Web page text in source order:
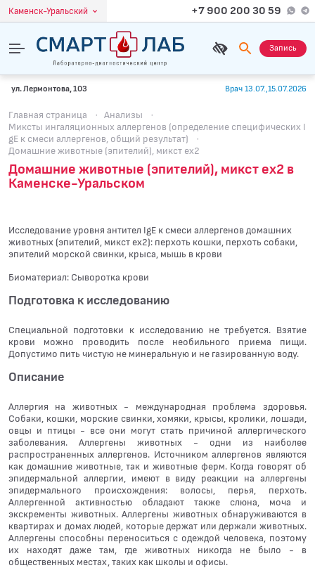
Каменск-Уральский +7 900 200 30 59
Запись
ул. Лермонтова, 103 Врач 13.07.,15.07.2026
Главная страница · Анализы
·
Миксты ингаляционных аллергенов (определение специфических I
gE к смеси аллергенов, общий результат)
·
Домашние животные (эпителий), микст ex2
Домашние животные (эпителий), микст ex2 в
Каменске-Уральском
Исследование уровня антител IgE к смеси аллергенов домашних
животных (эпителий, микст ex2): перхоть кошки, перхоть собаки,
эпителий морской свинки, крыса, мышь в крови
Биоматериал: Сыворотка крови
Подготовка к исследованию
Специальной подготовки к исследованию не требуется. Взятие
крови можно проводить после необильного приема пищи.
Допустимо пить чистую не минеральную и не газированную воду.
Описание
Аллергия на животных - международная проблема здоровья.
Собаки, кошки, морские свинки, хомяки, крысы, кролики, лошади,
овцы и птицы - все они могут стать причиной аллергического
заболевания. Аллергены животных - одни из наиболее
распространенных аллергенов. Источником аллергенов являются
как домашние животные, так и животные ферм. Когда говорят об
эпидермальной аллергии, имеют в виду реакции на аллергены
эпидермального происхождения: волосы, перья, перхоть.
Аллергенной активностью обладают также слюна, моча и
экскременты животных. Аллергены животных обнаруживаются в
квартирах и домах людей, которые держат или держали животных.
Аллергены способны переноситься с одеждой человека, поэтому
их находят даже там, где животных никогда не было - в
общественных местах, таких как школы и офисы.